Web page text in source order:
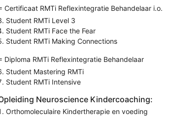
Certificaat RMTi Reflexintegratie Behandelaar i.o.
Student RMTi Level 3
Student RMTi Face the Fear
Student RMTi Making Connections
Diploma RMTi Reflexintegratie Behandelaar
Student Mastering RMTi
Student RMTi Intensive
Neuroscience Kindercoaching:
Orthomoleculaire Kindertherapie en voeding